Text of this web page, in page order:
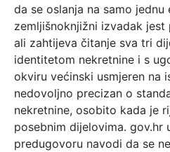
da se oslanja na samo jednu
zemljišnoknjižni izvadak
ali zahtijeva čitanje sva tri
identitetom nekretnine i s
okviru većinski usmjeren na
nedovoljno precizan o
nekretnine, osobito kada je
posebnim dijelovima. gov.hr
predugovoru navodi da se